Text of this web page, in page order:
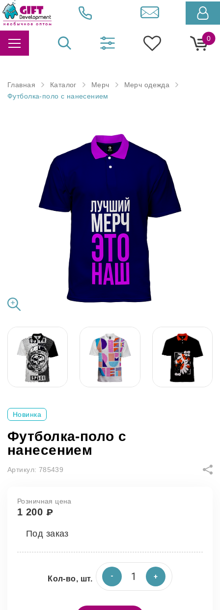
0
Главная Каталог Мерч
Мерч одежда
Футболка-поло с нанесением
Новинка
Футболка-поло с
нанесением
Артикул: 785439
Розничная цена
1 200 ₽
Под заказ
Кол-во, шт.